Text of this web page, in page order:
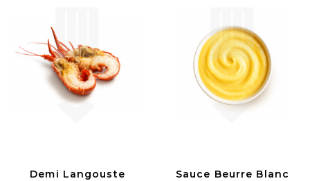
Demi Langouste
Sauce Beurre Blanc